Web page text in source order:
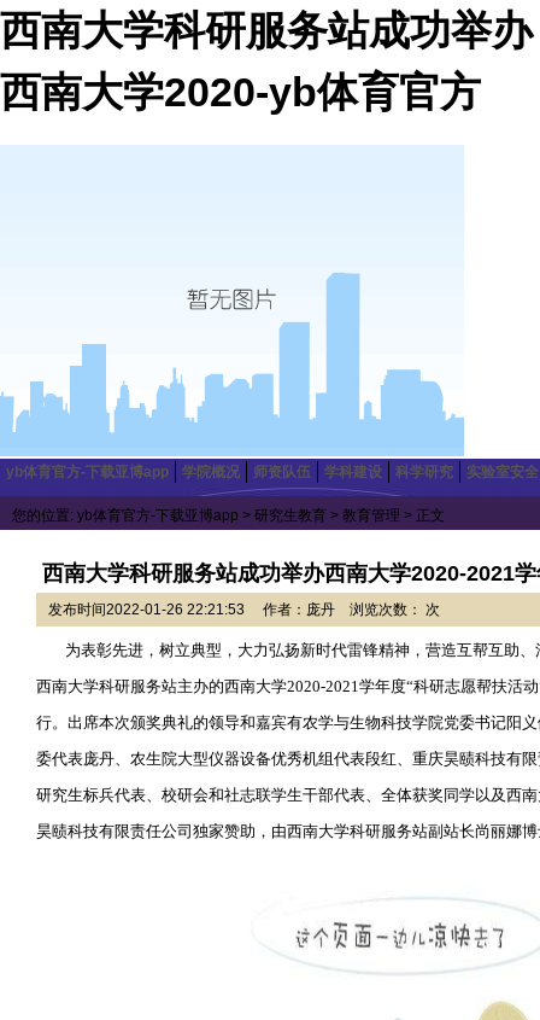
西南大学科研服务站成功举办
西南大学2020-yb体育官方
yb体育官方-下载亚博app 学院概况 师资队伍 学科建设 科学研究 实验室安全
您的位置: yb体育官方-下载亚博app > 研究生教育 > 教育管理 > 正文
西南大学科研服务站成功举办西南大学2020-2021
发布时间2022-01-26 22:21:53 作者：庞丹 浏览次数： 次
为表彰先进，树立典型，大力弘扬新时代雷锋精神，营造互帮互助
西南大学科研服务站主办的西南大学2020-2021学年度“科研志愿帮扶活动
行。出席本次颁奖典礼的领导和嘉宾有农学与生物科技学院党委书记阳
委代表庞丹、农生院大型仪器设备优秀机组代表段红、重庆昊赜科技有
研究生标兵代表、校研会和社志联学生干部代表、全体获奖同学以及西
昊赜科技有限责任公司独家赞助，由西南大学科研服务站副站长尚丽娜